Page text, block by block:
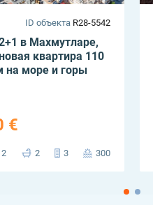
ID объекта R28-5542
в Махмутларе,
квартира 110
на море и горы
€
2 2 3 300